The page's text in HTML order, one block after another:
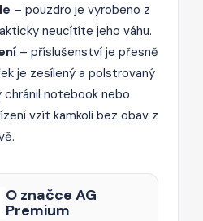
– pouzdro je vyrobeno z
neucítíte jeho váhu.
– příslušenství je přesně
je zesílený a polstrovaný
chránil notebook nebo
vzít kamkoli bez obav z
O značce AG
Premium